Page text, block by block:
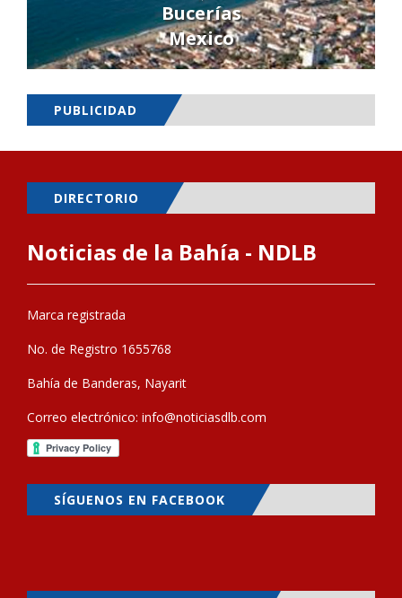
Bucerías
Mexico
PUBLICIDAD
DIRECTORIO
Noticias de la Bahía - NDLB
Marca registrada
No. de Registro 1655768
Bahía de Banderas, Nayarit
Correo electrónico: info@noticiasdlb.com
SÍGUENOS EN FACEBOOK